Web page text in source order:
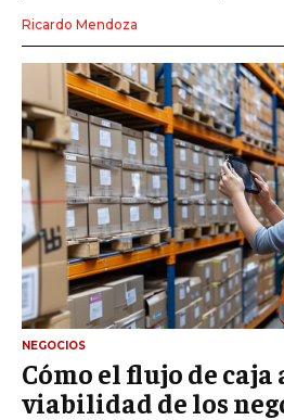
Ricardo Mendoza
NEGOCIOS
Cómo el flujo de caja
viabilidad de los